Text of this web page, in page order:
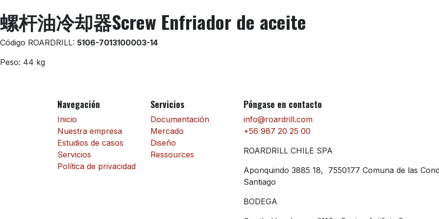
螺杆油冷却器Screw Enfriador de aceite
Código ROARDRILL: 5106-7013100003-14
Peso: 44 kg
Navegación
Inicio
Nuestra empresa
Estudios de casos
Servicios
Política de privacidad
Servicios
Documentación
Mercado
Diseño
Ressources
Póngase en contacto
info@roardrill.com
+56 987 20 25 00
ROARDRILL CHILE SPA
Aponquindo 3885 18, 7550177 Comuna de las
Santiago
BODEGA